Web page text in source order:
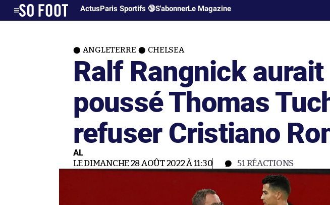
ActusParis Sportifs 🔞S'abonnerLe Magazine
ANGLETERRE CHELSEA
Ralf Rangnick aurait
poussé Thomas
refuser Cristiano
AL
LE DIMANCHE 28 AOÛT 2022 À 11:30 51 RÉACTIONS